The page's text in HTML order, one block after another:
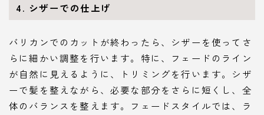
4. シザーでの仕上げ
バリカンでのカットが終わったら、シザーを使ってさ
らに細かい調整を行います。特に、フェードのライン
が自然に見えるように、トリミングを行います。シザ
ーで髪を整えながら、必要な部分をさらに短くし、全
体のバランスを整えます。フェードスタイルでは、ラ